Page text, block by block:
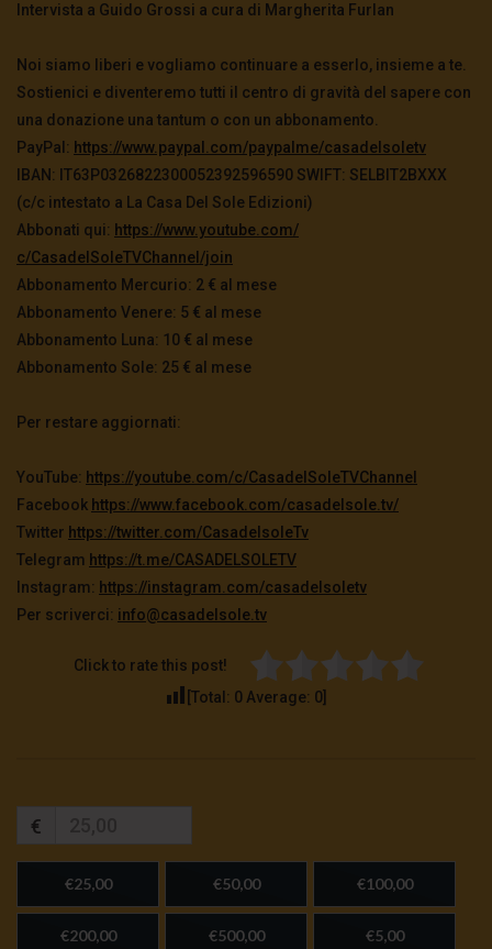
Intervista a Guido Grossi a cura di Margherita Furlan
Noi siamo liberi e vogliamo continuare a esserlo, insieme a te.
Sostienici e diventeremo tutti il centro di gravità del sapere con
una donazione una tantum o con un abbonamento.
PayPal: https://www.paypal. com/paypalme/casadelsoletv
IBAN: IT63P0326822300052392596590 SWIFT: SELBIT2BXXX
(c/c intestato a La Casa Del Sole Edizioni)
Abbonati qui: https://www.youtube.com/
c/CasadelSoleTVChannel/join
Abbonamento Mercurio: 2 € al mese
Abbonamento Venere: 5 € al mese
Abbonamento Luna: 10 € al mese
Abbonamento Sole: 25 € al mese
Per restare aggiornati:
YouTube: https://youtube.com/c/CasadelSoleTVChannel
Facebook https://www.facebook.com/casadelsole.tv/
Twitter https://twitter.com/CasadelsoleTv
Telegram https://t.me/CASADELSOLETV
Instagram: https://instagram.com/casadelsoletv
Per scriverci: info@casadelsole.tv
Click to rate this post!
[Total: 0 Average: 0
€
€25,00 €50,00 €100,00
€200,00 €500,00 €5,00